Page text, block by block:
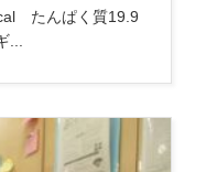
たんぱく質19.9